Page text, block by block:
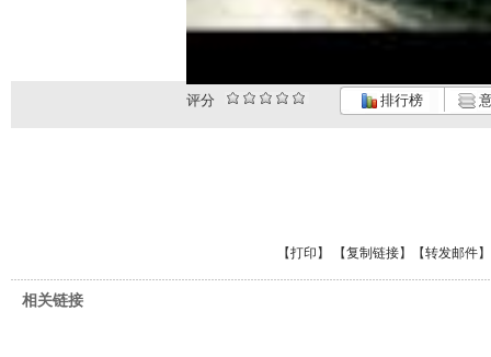
评分 排行榜
【打印 】 【复制链接】【转发邮件
相关链接